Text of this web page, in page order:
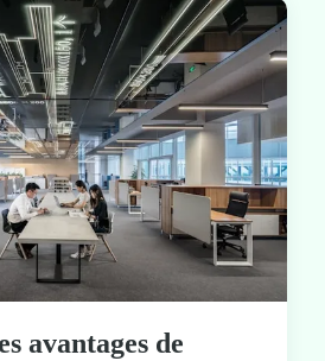
avantages de